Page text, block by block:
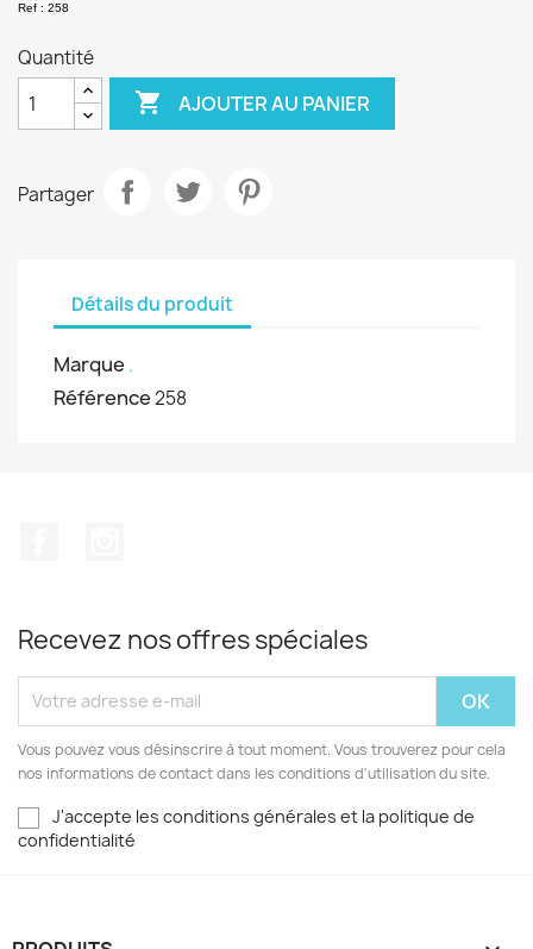
Ref : 258
Quantité
 AJOUTER AU PANIER
Partager
Détails du produit
Marque .
Référence258
Recevez nos offres spéciales
Vous pouvez vous désinscrire à tout moment. Vous trouverez pour cela
nos informations de contact dans les conditions d'utilisation du site.
J'accepte les conditions générales et la politique de
confidentialité